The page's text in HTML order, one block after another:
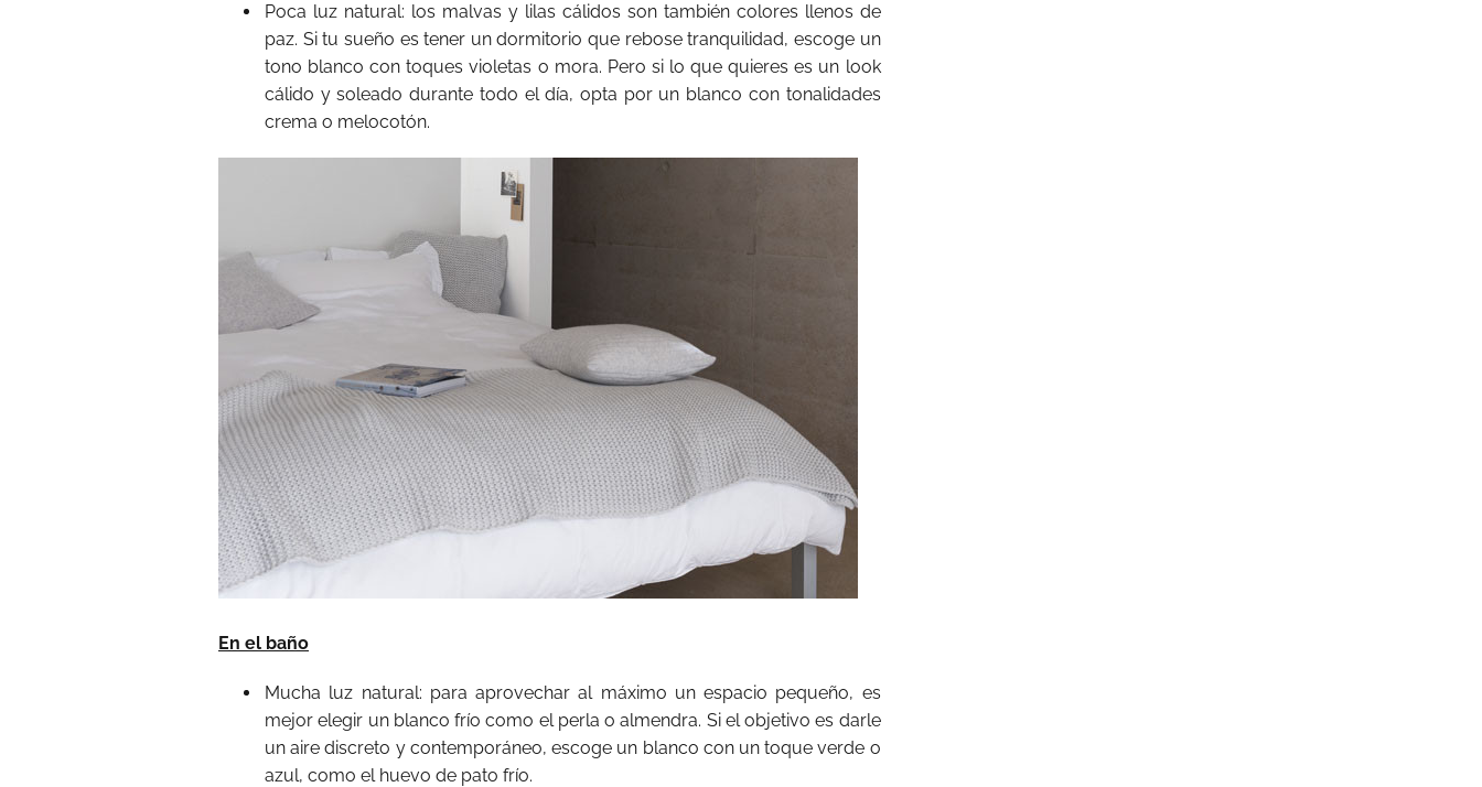
Poca luz natural: los malvas y lilas cálidos son también colores llenos de
paz. Si tu sueño es tener un dormitorio que rebose tranquilidad, escoge un
tono blanco con toques violetas o mora. Pero si lo que quieres es un look
cálido y soleado durante todo el día, opta por un blanco con tonalidades
crema o melocotón.
En el baño
Mucha luz natural: para aprovechar al máximo un espacio pequeño, es
mejor elegir un blanco frío como el perla o almendra. Si el objetivo es darle
un aire discreto y contemporáneo, escoge un blanco con un toque verde o
azul, como el huevo de pato frío.